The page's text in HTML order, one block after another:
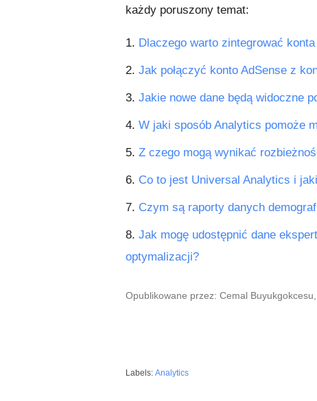
każdy poruszony temat:
1. Dlaczego warto zintegrować
2. Jak połączyć konto AdSense z
3. Jakie nowe dane będą widoczne
4. W jaki sposób Analytics pomoże
5. Z czego mogą wynikać
6. Co to jest Universal Analytics i
7. Czym są raporty danych
8. Jak mogę udostępnić dane
optymalizacji?
Opublikowane przez: Cemal
Labels: Analytics